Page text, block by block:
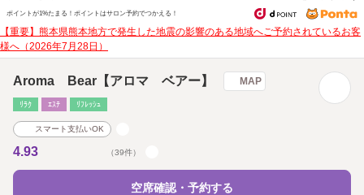
ポイントが1%たまる！ ポイントはサロン予約でつかえる！
【重要】熊本県熊本地方で発生した地震の影響のある地域へご予約されているお客
様へ（2026年7月28日）
Aroma Bear【アロマ ベアー】 MAP
ﾘﾗｸ ｴｽﾃ ﾘﾌﾚｯｼｭ
スマート支払いOK
4.93 （39件）
空席確認・予約する